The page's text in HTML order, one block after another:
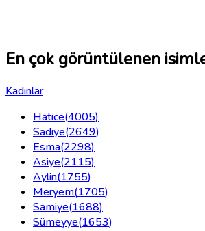
En çok görüntülenen
Kadınlar
Hatice(4005)
Sadiye(2649)
Esma(2298)
Asiye(2115)
Aylin(1755)
Meryem(1705)
Samiye(1688)
Sümeyye(1653)